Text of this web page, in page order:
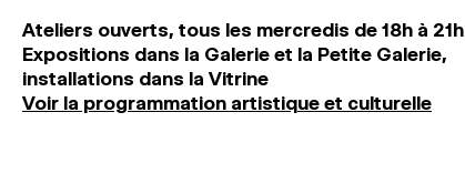
Ateliers ouverts, tous les mercredis de 18h à 21h
Expositions dans la Galerie et la Petite Galerie,
installations dans la Vitrine
Voir la programmation artistique et culturelle